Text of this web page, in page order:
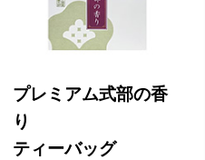
プレミアム式部の香
り
ティーバッグ